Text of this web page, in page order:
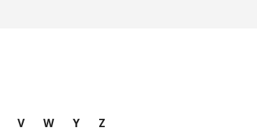
V W Y Z